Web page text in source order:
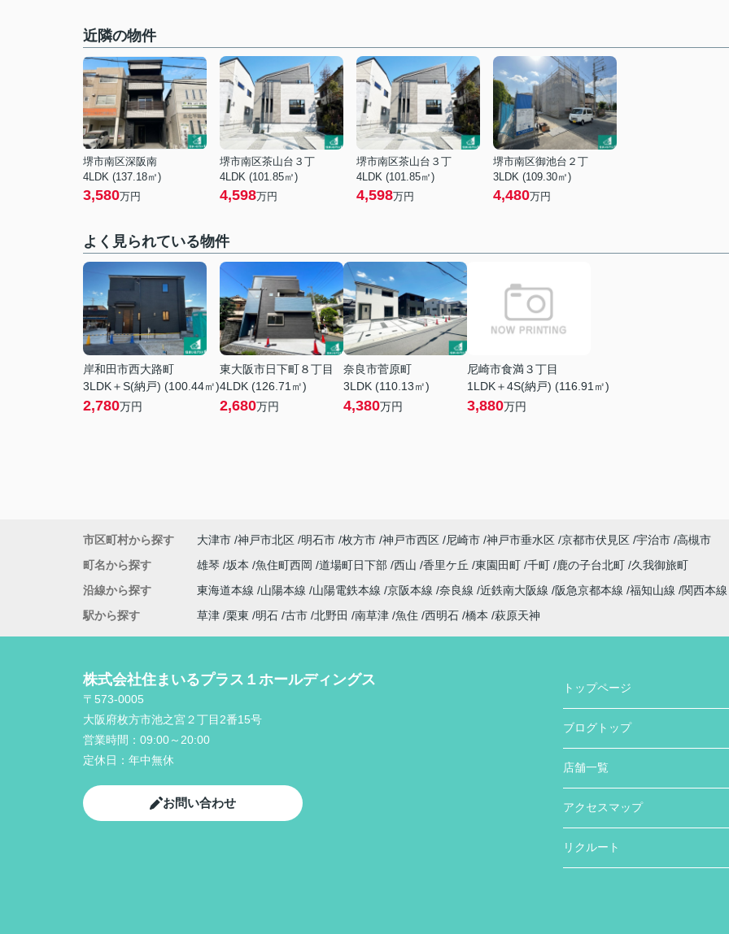
近隣の物件
堺市南区深阪南
4LDK (137.18㎡)
3,580万円
堺市南区茶山台３丁
4LDK (101.85㎡)
4,598万円
堺市南区茶山台３丁
4LDK (101.85㎡)
4,598万円
堺市南区御池台２丁
3LDK (109.30㎡)
4,480万円
よく見られている物件
岸和田市西大路町
3LDK＋S(納戸) (100.44㎡)
2,780万円
東大阪市日下町８丁目
4LDK (126.71㎡)
2,680万円
奈良市菅原町
3LDK (110.13㎡)
4,380万円
尼崎市食満３丁目
1LDK＋4S(納戸) (116.91㎡)
3,880万円
市区町村から探す 大津市 神戸市北区 明石市 枚方市 神戸市西区 尼崎市 神戸市垂水区 京都市伏見区 宇治市 高槻市
町名から探す
雄琴 坂本 魚住町西岡 道場町日下部 西山 香里ケ丘 東園田町 千町 鹿の子台北町 久我御旅町
沿線から探す
東海道本線 山陽本線 山陽電鉄本線 京阪本線 奈良線 近鉄南大阪線 阪急京都本線 福知山線
関西本
駅から探す
草津 栗東 明石 古市 北野田 南草津 魚住 西明石 橋本 萩原天神
株式会社住まいるプラス１ホールディングス
〒573-0005
大阪府枚方市池之宮２丁目2番15号
営業時間： 09:00～20:00
定休日： 年中無休
お問い合わせ
トップページ
ブログトップ
店舗一覧
アクセスマップ
リクルート